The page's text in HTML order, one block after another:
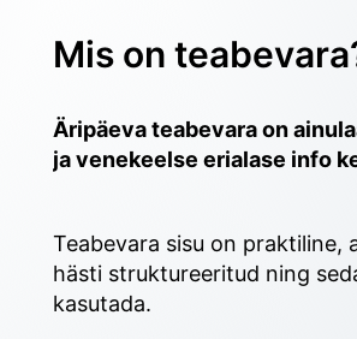
Mis on
Äripäeva teabevara on
ja venekeelse erialase info
Teabevara sisu on praktiline,
hästi struktureeritud ning
kasutada.